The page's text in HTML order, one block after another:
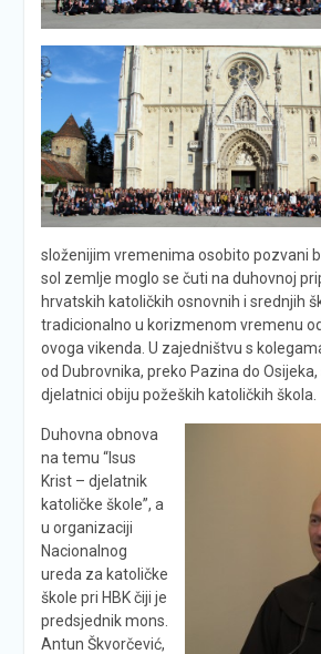
složenijim vremenima osobito pozvani
sol zemlje moglo se čuti na duhovnoj
hrvatskih katoličkih osnovnih i srednjih
tradicionalno u korizmenom vremenu
ovoga vikenda. U zajedništvu s
od Dubrovnika, preko Pazina do
djelatnici obiju požeških katoličkih škola.
Duhovna obnova
na temu “Isus
Krist – djelatnik
katoličke škole”, a
u organizaciji
Nacionalnog
ureda za katoličke
škole pri HBK čiji je
predsjednik mons.
Antun Škvorčević,